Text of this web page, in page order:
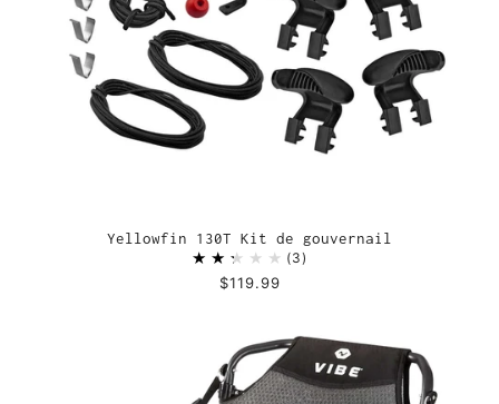
Yellowfin 130T Kit de gouvernail
3
$119.99